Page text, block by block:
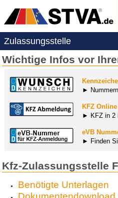
Zulassungsstelle
Wichtige Infos vor
►
KFZ
► KFZ in 2
eVB
► Finden
Kfz-Zulassungsstelle
Benötigte Unterlagen